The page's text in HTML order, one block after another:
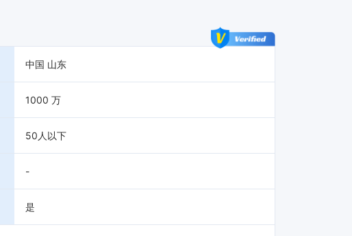
中国 山东
1000 万
50人以下
-
是